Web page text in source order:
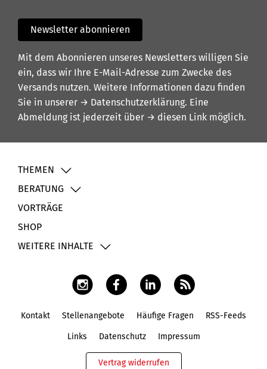
Newsletter abonnieren
Mit dem Abonnieren unseres Newsletters willigen Sie
ein, dass wir Ihre E-Mail-Adresse zum Zwecke des
Versands nutzen. Weitere Informationen dazu finden
Sie in unserer → Datenschutzerklärung. Eine
Abmeldung ist jederzeit über → diesen Link möglich.
THEMEN
BERATUNG
VORTRÄGE
SHOP
WEITERE INHALTE
Kontakt Stellenangebote Häufige Fragen RSS-Feeds
Links Datenschutz Impressum
Vertrag widerrufen